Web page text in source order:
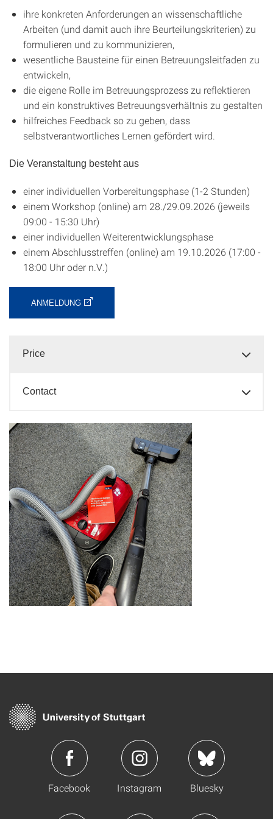
ihre konkreten Anforderungen an wissenschaftliche
Arbeiten (und damit auch ihre Beurteilungskriterien) zu
formulieren und zu kommunizieren,
wesentliche Bausteine für einen Betreuungsleitfaden zu
entwickeln,
die eigene Rolle im Betreuungsprozess zu reflektieren
und ein konstruktives Betreuungsverhältnis zu gestalten
hilfreiches Feedback so zu geben, dass
selbstverantwortliches Lernen gefördert wird.
Die Veranstaltung besteht aus
einer individuellen Vorbereitungsphase (1-2 Stunden)
einem Workshop (online) am 28./29.09.2026 (jeweils
09:00 - 15:30 Uhr)
einer individuellen Weiterentwicklungsphase
einem Abschlusstreffen (online) am 19.10.2026 (17:00 -
18:00 Uhr oder n.V.)
ANMELDUNG
Price
Contact
Facebook Instagram Bluesky